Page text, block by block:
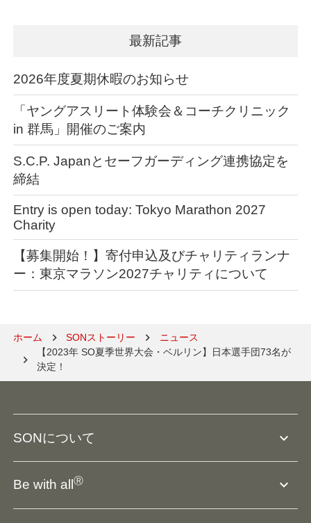
最新記事
2026年度夏期休暇のお知らせ
「ヤングアスリート体験会＆コーチクリニック
in 群馬」開催のご案内
S.C.P. Japanとセーフガーディング連携協定を
締結
Entry is open today: Tokyo Marathon 2027
Charity
【募集開始！】寄付申込及びチャリティランナ
ー：東京マラソン2027チャリティについて
ホーム SONストーリー
ニュース
【2023年 SO夏季世界大会・ベルリン】日本選手団73名が
決定！
SONについて expand_more
SO組織について
Be with allⓇ expand_more